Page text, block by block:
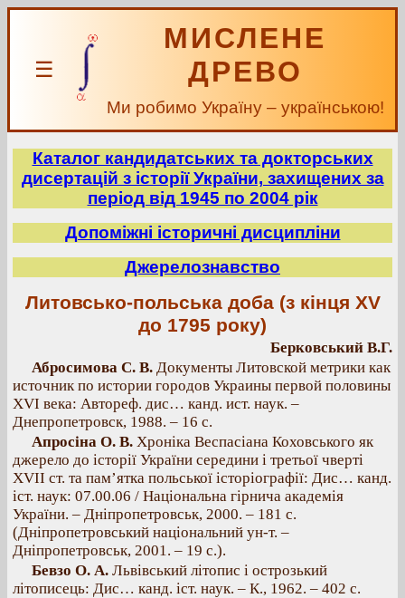
☰
МИСЛЕНЕ
ДРЕВО
Ми робимо Україну – українською!
Каталог кандидатських та докторських
дисертацій з історії України, захищених за
період від 1945 по 2004 рік
Допоміжні історичні дисципліни
Джерелознавство
Литовсько-польська доба (з кінця XV
до 1795 року)
Берковський В.Г.
Абросимова С. В. Документы Литовской метрики как
источник по истории городов Украины первой половины
XVI века: Автореф. дис… канд. ист. наук. –
Днепропетровск, 1988. – 16 с.
Апросіна О. В. Хроніка Веспасіана Коховського як
джерело до історії України середини і третьої чверті
XVII ст. та пам’ятка польської історіографії: Дис… канд.
іст. наук: 07.00.06 / Національна гірнича академія
України. – Дніпропетровськ, 2000. – 181 с.
(Дніпропетровський національний ун-т. –
Дніпропетровськ, 2001. – 19 с.).
Бевзо О. А. Львівський літопис і острозький
літописець: Дис… канд. іст. наук. – К., 1962. – 402 с.